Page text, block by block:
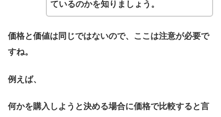
ているのかを知りましょう。
価格と価値は同じではないので、ここは注意が必要で
すね。
例えば、
何かを購入しようと決める場合に価格で比較すると言